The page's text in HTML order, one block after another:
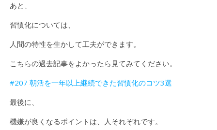
あと、
習慣化については、
人間の特性を生かして工夫ができます。
こちらの過去記事をよかったら見てみてください。
#207 朝活を一年以上継続できた習慣化のコツ3選
最後に、
機嫌が良くなるポイントは、人それぞれです。